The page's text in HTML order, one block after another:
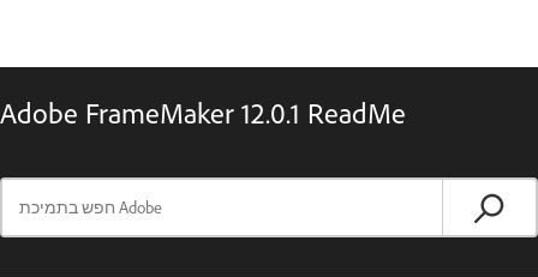
Adobe FrameMaker 12.0.1 ReadMe